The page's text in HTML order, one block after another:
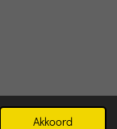
Akkoord